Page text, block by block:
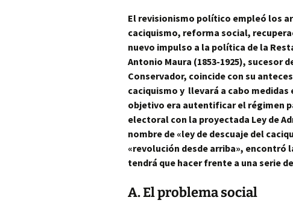
El revisionismo político empleó los
caciquismo, reforma social,
nuevo impulso a la política de la
Antonio Maura (1853-1925), sucesor
Conservador, coincide con su
caciquismo y llevará a cabo medidas
objetivo era autentificar el régimen
electoral con la proyectada Ley de
nombre de «ley de descuaje del
«revolución desde arriba», encontró
tendrá que hacer frente a una serie
A. El problema social